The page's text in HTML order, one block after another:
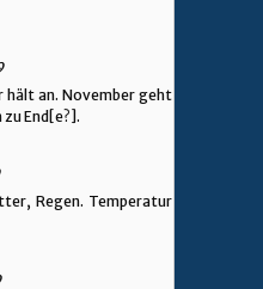
hält an. November geht
zu End[e?].
Regen. Temperatur